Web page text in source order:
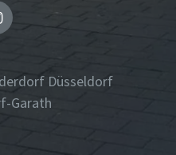
Instagram
Düsseldorf
Garath